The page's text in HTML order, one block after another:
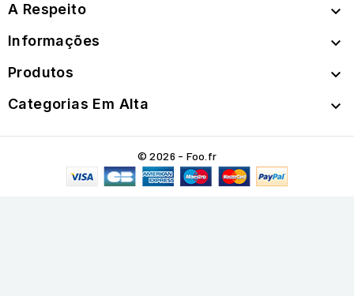
A Respeito 
Informações 
Produtos 
Categorias Em Alta 
© 2026 - Foo.fr